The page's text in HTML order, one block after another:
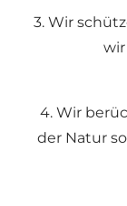
3. Wir
4. Wir
der Natur